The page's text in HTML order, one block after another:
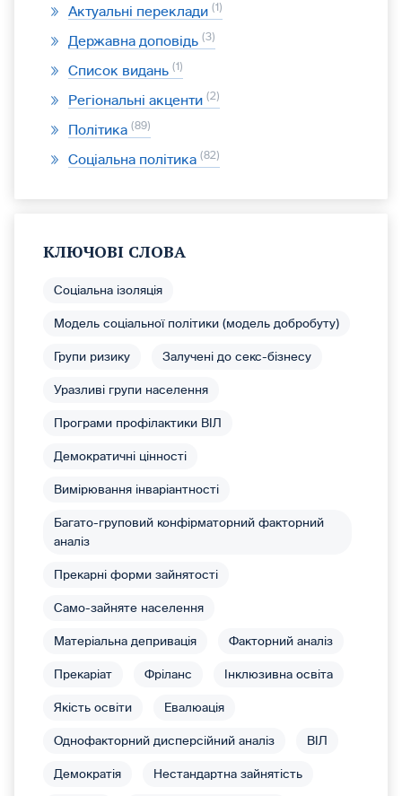
Актуальні переклади 1
Державна доповідь 3
Список видань 1
Регіональні акценти 2
Політика 89
Соціальна політика 82
КЛЮЧОВІ СЛОВА
Соціальна ізоляція
Модель соціальної політики (модель добробуту)
Групи ризику Залучені до секс-бізнесу
Уразливі групи населення
Програми профілактики ВІЛ
Демократичні цінності
Вимірювання інваріантності
Багато-груповий конфірматорний факторний
аналіз
Прекарні форми зайнятості
Само-зайняте населення
Матеріальна депривація Факторний аналіз
Прекаріат Фріланс Інклюзивна освіта
Якість освіти Евалюація
Однофакторний дисперсійний аналіз ВІЛ
Демократія Нестандартна зайнятість